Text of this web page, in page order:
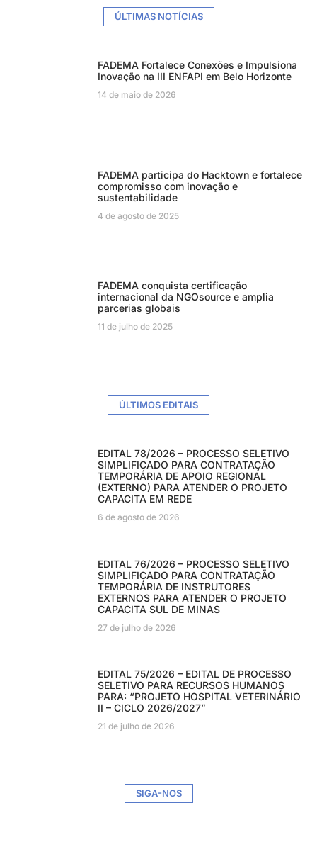
ÚLTIMAS NOTÍCIAS
FADEMA Fortalece Conexões e Impulsiona
Inovação na III ENFAPI em Belo Horizonte
14 de maio de 2026
FADEMA participa do Hacktown e fortalece
compromisso com inovação e
sustentabilidade
4 de agosto de 2025
FADEMA conquista certificação
internacional da NGOsource e amplia
parcerias globais
11 de julho de 2025
ÚLTIMOS EDITAIS
EDITAL 78/2026 – PROCESSO SELETIVO
SIMPLIFICADO PARA CONTRATAÇÃO
TEMPORÁRIA DE APOIO REGIONAL
(EXTERNO) PARA ATENDER O PROJETO
CAPACITA EM REDE
6 de agosto de 2026
EDITAL 76/2026 – PROCESSO SELETIVO
SIMPLIFICADO PARA CONTRATAÇÃO
TEMPORÁRIA DE INSTRUTORES
EXTERNOS PARA ATENDER O PROJETO
CAPACITA SUL DE MINAS
27 de julho de 2026
EDITAL 75/2026 – EDITAL DE PROCESSO
SELETIVO PARA RECURSOS HUMANOS
PARA: “PROJETO HOSPITAL VETERINÁRIO
II – CICLO 2026/2027”
21 de julho de 2026
SIGA-NOS